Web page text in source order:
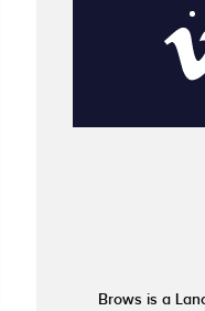
Brows is a